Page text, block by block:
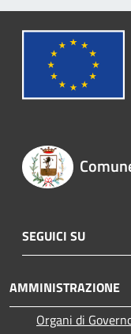
SEGUICI SU
AMMINISTRAZIONE
Organi di